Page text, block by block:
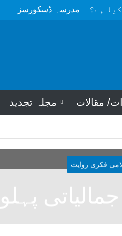
مدرسہ ڈسکورسز ہے؟
مجلہ تجدید مقالات
فکری روایت
پہلو